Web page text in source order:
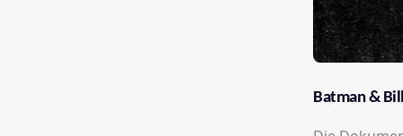
Batman &